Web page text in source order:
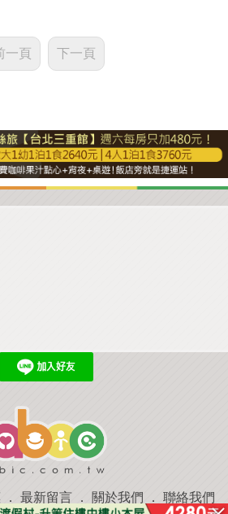
一頁 下一頁
． 最新留言 ． 關於我們 ． 聯絡我們